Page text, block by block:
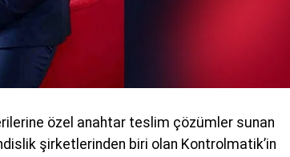
özel anahtar teslim çözümler sunan
şirketlerinden biri olan Kontrolmatik’in